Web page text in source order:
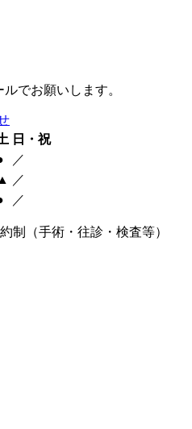
でお願いします。
日・祝
／
▲
／
／
（手術・往診・検査等）